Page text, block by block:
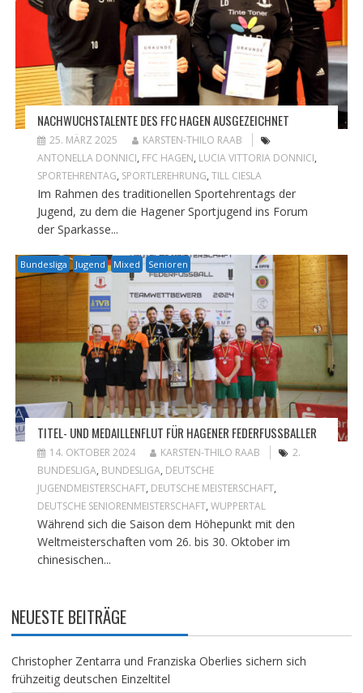
NACHWUCHSTALENTE DES FFC HAGEN AUSGEZEICHNET
25. MÄRZ 2025
KARSTEN-THILO RAAB
ANTONELLA DONNICI, FFC HAGEN, LUCIA VITTORIA DONNICI,
SPORTEHRENTAG, SPORTLEREHRUNG, TILL CIESLA
Im Rahmen des traditionellen Sportehrentags der
Jugend, zu dem die Hagener Sportjugend ins Forum
der Sparkasse...
Bundesliga Jugend Mixed Senioren
TITEL- UND MEDAILLENFLUT FÜR HAGENER FEDERFUSSBALLER
14. OKTOBER 2024 KARSTEN-THILO RAAB
2.
BUNDESLIGA, BUNDESLIGA, DEUTSCHE
JUGENDMEISTERSCHAFT, DEUTSCHE MEISTERSCHAFT,
DEUTSCHE SENIORENMEISTERSCHAFT, WUPPERTAL
Während sich die Saison dem Höhepunkt mit den
Weltmeisterschaften vom 26. bis 30. Oktober im
chinesischen...
NEUESTE BEITRÄGE
Christopher Zentarra und Franziska Oberlies sichern sich
frühzeitig deutschen Einzeltitel